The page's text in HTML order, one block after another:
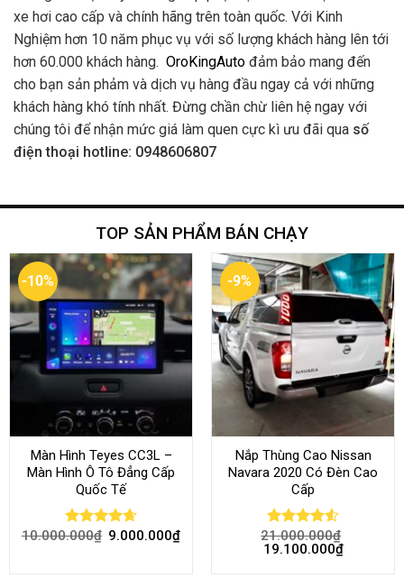
xe hơi cao cấp và chính hãng trên toàn quốc. Với Kinh
Nghiệm hơn 10 năm phục vụ với số lượng khách hàng lên tới
hơn 60.000 khách hàng. OroKingAuto đảm bảo mang đến
cho bạn sản phảm và dịch vụ hàng đầu ngay cả với những
khách hàng khó tính nhất. Đừng chần chừ liên hệ ngay với
chúng tôi để nhận mức giá làm quen cực kì ưu đãi qua số
điện thoại hotline: 0948606807
TOP SẢN PHẨM BÁN CHẠY
-10%
Màn Hình Teyes CC3L –
Màn Hình Ô Tô Đẳng Cấp
Quốc Tế
Rated 4.68
10.000.000₫ 9.000.000₫
-9%
Nắp Thùng Cao Nissan
Navara 2020 Có Đèn Cao
Cấp
Rated4.52
out of 5
21.000.000₫
19.100.000₫